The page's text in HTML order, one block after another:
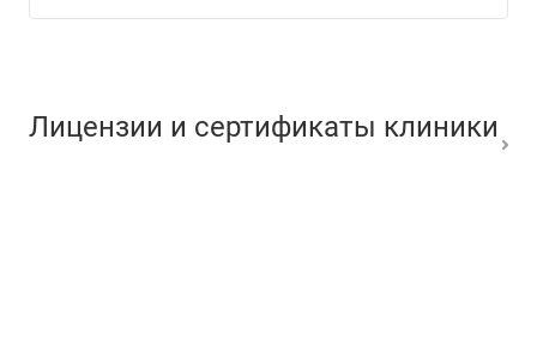
Лицензии и сертификаты клиники